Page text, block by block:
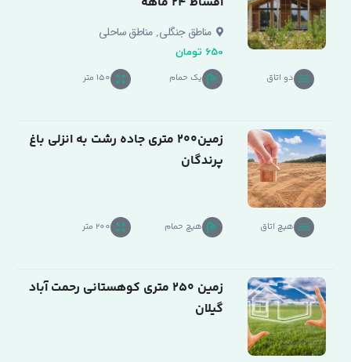
مناطق جنگلی, مناطق ساحلی
650 تومان
دو اتاق یک حمام 150 متر
زمین200 متری جاده رشت به انزلی باغ
پرندگان
هیچ اتاق هیچ حمام 200 متر
زمین 250 متری کوهستانی رحمت آباد
گیلان